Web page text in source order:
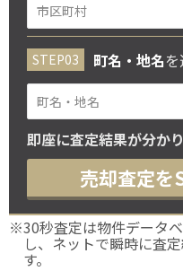
町名・地名
即座に査定結果が分か
売却査定を
※30秒査定は物件データ
し、ネットで瞬時に査
す。